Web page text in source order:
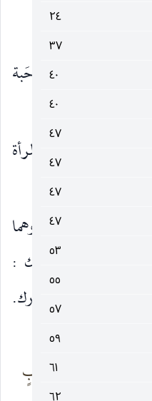
٢٤
٣٧
٤٠
٤٠
٤٧
٤٧
٤٧
٤٧
٥٣
٥٥
٥٧
٥٩
٦١
: أبعدها سيلا الرَّحَبة
، ثم
، وبها سمِّيت المرأة
:
العزيزاء وهما
وقال أبو مالك :
عظم الخَوْران إلى الورك.
إلى كفلٍ رابٍ وصُلْبٍ